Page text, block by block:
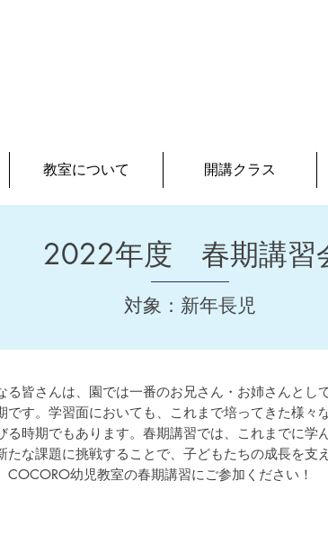
教室について 開講クラス
2022年度 春期講習
対象：新年長児
る皆さんは、園では一番のお兄さん・お姉さんとし
です。学習面においても、これまで培ってきた様々
る時期でもあります。春期講習では、これまでに学
たな課題に挑戦することで、子どもたちの成長を支
COCORO幼児教室の春期講習にご参加ください！